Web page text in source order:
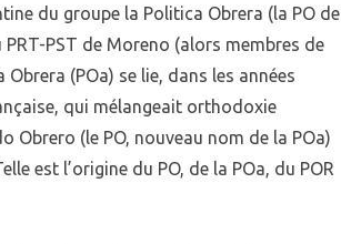
du groupe la Politica Obrera (la PO de
PST de Moreno (alors membres de
(POa) se lie, dans les années
qui mélangeait orthodoxie
Obrero (le PO, nouveau nom de la POa)
est l’origine du PO, de la POa, du POR